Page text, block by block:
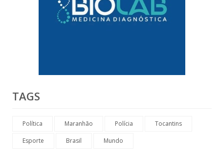
TAGS
Política Maranhão Polícia Tocantins
Esporte Brasil Mundo